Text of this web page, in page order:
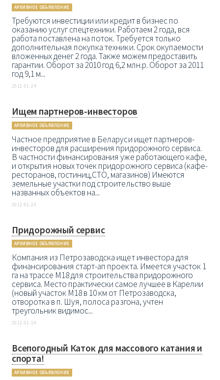
АРХИВНОЕ ОБЪЯВЛЕНИЕ
Требуются инвестиции или кредит в бизнес по
оказанию услуг спецтехники. Работаем 2 года, вся
работа поставлена на поток. Требуется только
дополнительная покупка техники. Срок окупаемости
вложенных денег 2 года. Также можем предоставить
гарантии. Оборот за 2010 год 6,2 млн.р. Оборот за 2011
год 9,1 м...
2012-01-24
Ищем партнеров-инвесторов
АРХИВНОЕ ОБЪЯВЛЕНИЕ
Частное предприятие в Беларуси ищет партнеров-
инвесторов для расширения придорожного сервиса.
В частности финансирования уже работающего кафе,
и открытия новых точек придорожного сервиса (кафе-
ресторанов, гостиниц,СТО, магазинов) Имеются
земельные участки под строительство выше
названных объектов на...
2012-01-20
Придорожный сервис
АРХИВНОЕ ОБЪЯВЛЕНИЕ
Компания из Петрозаводска ищет инвестора для
финансирования старт-ап проекта. Имеется участок 1
га на трассе М18 для строительства придорожного
сервиса. Место практически самое лучшее в Карелии
(новый участок М18 в 10 км от Петрозаводска,
отворотка в п. Шуя, полоса разгона, учтен
треугольник видимос...
2012-01-19
Всепогодный Каток для массового катания и
спорта!
АРХИВНОЕ ОБЪЯВЛЕНИЕ